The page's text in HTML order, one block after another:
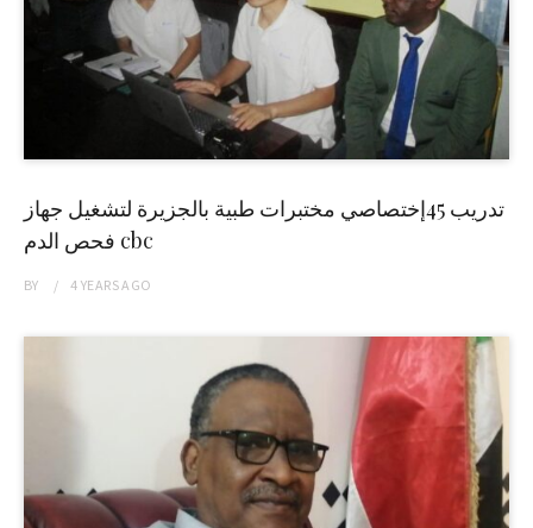
تدريب 45إختصاصي مختبرات طبية بالجزيرة لتشغيل جهاز
فحص الدم cbc
BY 4 YEARSAGO